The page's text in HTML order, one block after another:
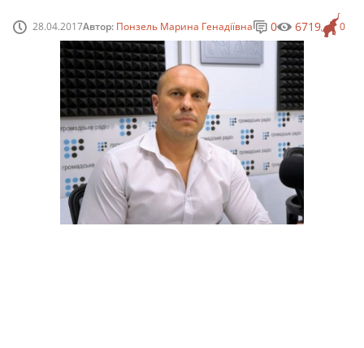
28.04.2017Автор: Понзель Марина Генадіївна 0
0 6719